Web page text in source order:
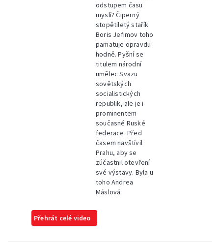
odstupem času
myslí? Čiperný
stopětiletý stařík
Boris Jefimov toho
pamatuje opravdu
hodně. Pyšní se
titulem národní
umělec Svazu
sovětských
socialistických
republik, ale je i
prominentem
současné Ruské
federace. Před
časem navštívil
Prahu, aby se
zúčastnil otevření
své výstavy. Byla u
toho Andrea
Máslová.
Přehrát celé video